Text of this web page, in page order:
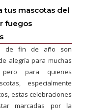
tus mascotas del
fuegos
de fin de año son
alegría para muchas
pero para quienes
especialmente
estas celebraciones
marcadas por la